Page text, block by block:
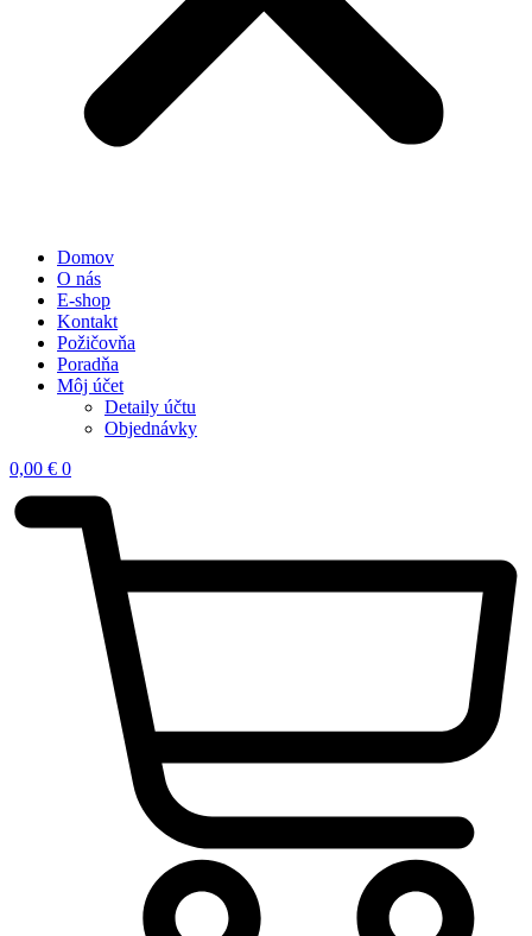
Domov
O nás
E-shop
Kontakt
Požičovňa
Poradňa
Môj účet
Detaily účtu
Objednávky
0,00 € 0